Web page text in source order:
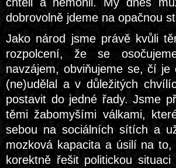
dobrovolně jdeme na opačnou
Jako národ jsme právě kvůli
rozpolcení, že se
navzájem, obviňujeme se, čí je
(ne)udělal a v důležitých
postavit do jedné řady. Jsme
těmi žabomyšími válkami,
sebou na sociálních sítích a
mozková kapacita a úsilí na to,
korektně řešit politickou